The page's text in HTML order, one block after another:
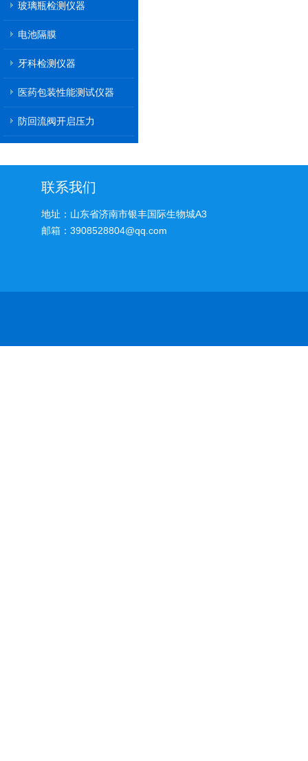
玻璃瓶检测仪器
电池隔膜
牙科检测仪器
医药包装性能测试仪器
防回流阀开启压力
联系我们
地址：山东省济南市银丰国际生物城A3
邮箱：3908528804@qq.com